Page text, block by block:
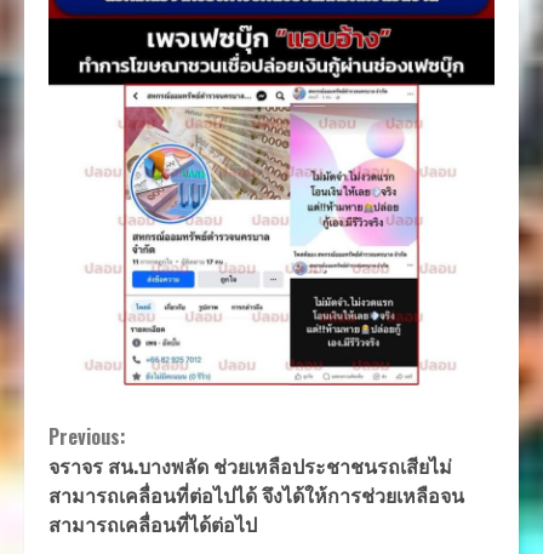
Continue
Reading
Previous:
จราจร สน.บางพลัด ช่วยเหลือประชาชนรถเสียไม่
สามารถเคลื่อนที่ต่อไปได้ จึงได้ให้การช่วยเหลือจน
สามารถเคลื่อนที่ได้ต่อไป